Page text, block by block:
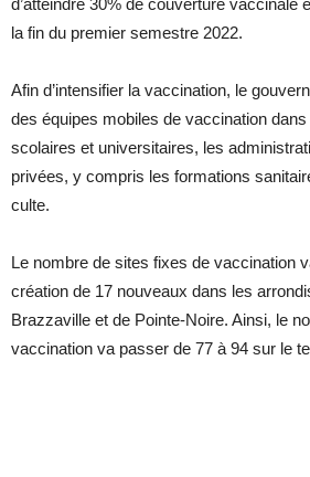
d’atteindre 30% de couverture vaccinale
la fin du premier semestre 2022.
Afin d’intensifier la vaccination, le
des équipes mobiles de vaccination
scolaires et universitaires, les
privées, y compris les formations
culte.
Le nombre de sites fixes de vaccination
création de 17 nouveaux dans les
Brazzaville et de Pointe-Noire. Ainsi, le
vaccination va passer de 77 à 94 sur le